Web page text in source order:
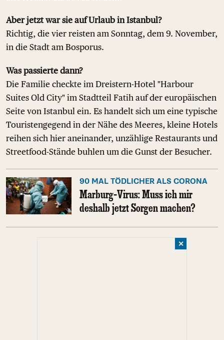
Aber jetzt war sie auf Urlaub in Istanbul?
Richtig, die vier reisten am Sonntag, dem 9. November,
in die Stadt am Bosporus.
Was passierte dann?
Die Familie checkte im Dreistern-Hotel "Harbour
Suites Old City" im Stadtteil Fatih auf der europäischen
Seite von Istanbul ein. Es handelt sich um eine typische
Touristengegend in der Nähe des Meeres, kleine Hotels
reihen sich hier aneinander, unzählige Restaurants und
Streetfood-Stände buhlen um die Gunst der Besucher.
90 MAL TÖDLICHER ALS CORONA
Marburg-Virus: Muss ich mir
deshalb jetzt Sorgen machen?
✕